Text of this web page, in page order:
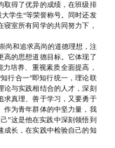
取得了优异的成绩，在班级排
大学生“等荣誉称号。同时还发
室所有同学的共同努力下，
尚和追求高尚的道德理想，注
高的思想道德目标。它体现了
培养、重视素质全面提高，
行合一”即知行统一，理论联
论与实践相结合的人才，深刻
求真理、善于学习，又要勇于
为青年群体的中坚力量， 我
”这是他在实践中深刻领悟到
成长，在实践中检验自己的知